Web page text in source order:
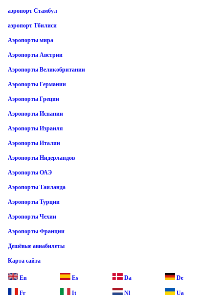
аэропорт Стамбул
аэропорт Тбилиси
Аэропорты мира
Аэропорты Австрии
Аэропорты Великобритании
Аэропорты Германии
Аэропорты Греции
Аэропорты Испании
Аэропорты Израиля
Аэропорты Италии
Аэропорты Нидерландов
Аэропорты ОАЭ
Аэропорты Таиланда
Аэропорты Турции
Аэропорты Чехии
Аэропорты Франции
Дешёвые авиабилеты
Карта сайта
En Es Da De
Fr It Nl Ua